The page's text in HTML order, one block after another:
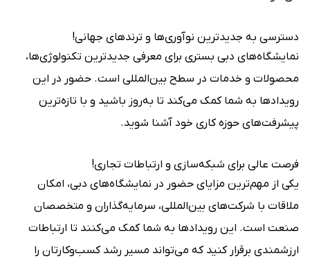
دسترسی به جدیدترین نوآوری‌ها و ترندهای جهانی!
نمایشگاه‌های دبی بستری برای معرفی جدیدترین تکنولوژی‌ها،
محصولات و خدمات در سطح بین‌المللی است. حضور در این
رویدادها به شما کمک می‌کند تا به‌روز باشید و با تازه‌ترین
پیشرفت‌های حوزه کاری خود آشنا شوید.
فرصت عالی برای شبکه‌سازی و ارتباطات تجاری!
یکی از مهم‌ترین مزایای حضور در نمایشگاه‌های دبی، امکان
ملاقات با شرکت‌های بین‌المللی، سرمایه‌گذاران و متخصصان
صنعت است. این رویدادها به شما کمک می‌کنند تا ارتباطات
ارزشمندی برقرار کنید که می‌تواند مسیر رشد کسب‌وکارتان را